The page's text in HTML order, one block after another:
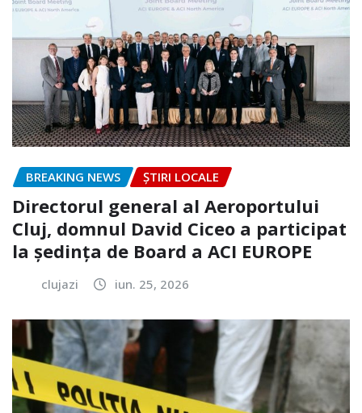
BREAKING NEWS ȘTIRI LOCALE
Directorul general al Aeroportului
Cluj, domnul David Ciceo a participat
la ședința de Board a ACI EUROPE
clujazi iun. 25, 2026